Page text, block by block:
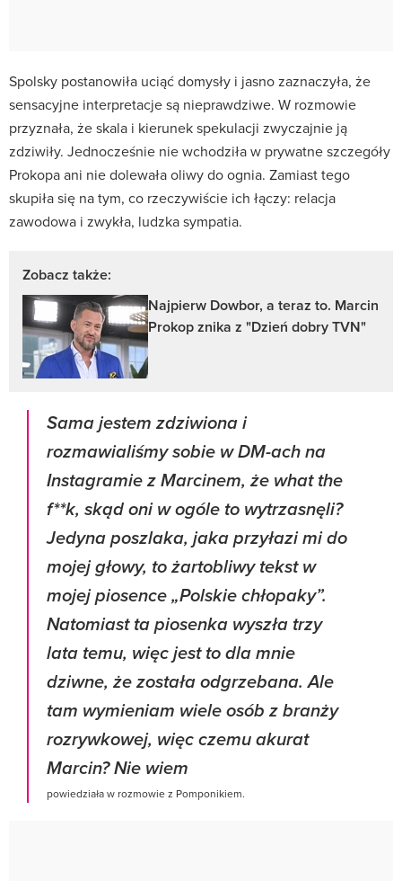
Spolsky postanowiła uciąć domysły i jasno zaznaczyła, że
sensacyjne interpretacje są nieprawdziwe. W rozmowie
przyznała, że skala i kierunek spekulacji zwyczajnie ją
zdziwiły. Jednocześnie nie wchodziła w prywatne szczegóły
Prokopa ani nie dolewała oliwy do ognia. Zamiast tego
skupiła się na tym, co rzeczywiście ich łączy: relacja
zawodowa i zwykła, ludzka sympatia.
Zobacz także:
Najpierw Dowbor, a teraz to. Marcin
Prokop znika z "Dzień dobry TVN"
Sama jestem zdziwiona i
rozmawialiśmy sobie w DM-ach na
Instagramie z Marcinem, że what the
f**k, skąd oni w ogóle to wytrzasnęli?
Jedyna poszlaka, jaka przyłazi mi do
mojej głowy, to żartobliwy tekst w
mojej piosence „Polskie chłopaky”.
Natomiast ta piosenka wyszła trzy
lata temu, więc jest to dla mnie
dziwne, że została odgrzebana. Ale
tam wymieniam wiele osób z branży
rozrywkowej, więc czemu akurat
Marcin? Nie wiem
powiedziała w rozmowie z Pomponikiem.